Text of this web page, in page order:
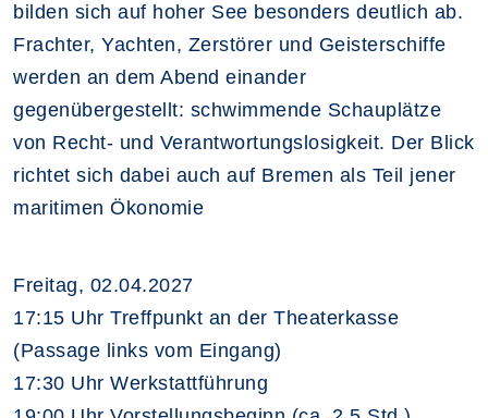
bilden sich auf hoher See besonders deutlich ab.
Frachter, Yachten, Zerstörer und Geisterschiffe
werden an dem Abend einander
gegenübergestellt: schwimmende Schauplätze
von Recht- und Verantwortungslosigkeit. Der Blick
richtet sich dabei auch auf Bremen als Teil jener
maritimen Ökonomie
Freitag, 02.04.2027
17:15 Uhr Treffpunkt an der Theaterkasse
(Passage links vom Eingang)
17:30 Uhr Werkstattführung